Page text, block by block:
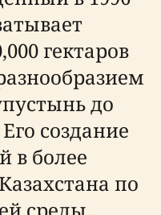
гектаров
до
создание
в более
по
среды,